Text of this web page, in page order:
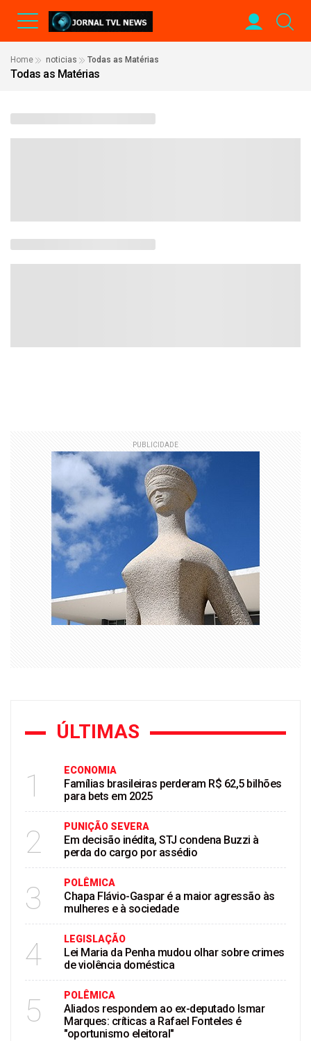
Home noticias Todas as Matérias
Todas as Matérias
PUBLICIDADE
ÚLTIMAS
1 ECONOMIA
Famílias brasileiras perderam R$ 62,5 bilhões
para bets em 2025
2 PUNIÇÃO SEVERA
Em decisão inédita, STJ condena Buzzi à
perda do cargo por assédio
3 POLÊMICA
Chapa Flávio-Gaspar é a maior agressão às
mulheres e à sociedade
4 LEGISLAÇÃO
Lei Maria da Penha mudou olhar sobre crimes
de violência doméstica
5 POLÊMICA
Aliados respondem ao ex-deputado Ismar
Marques: críticas a Rafael Fonteles é
"oportunismo eleitoral"